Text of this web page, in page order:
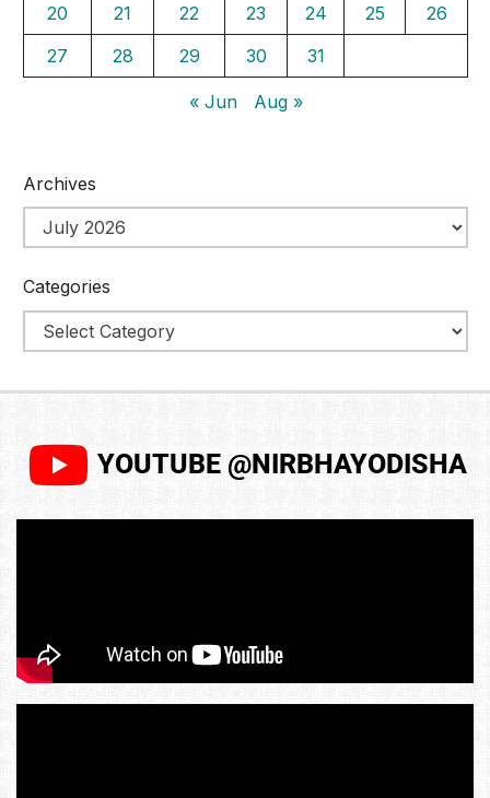
20
21 22 23 24 25
26
27
28 29 30 31
« Jun Aug »
Archives
Categories
YOUTUBE @NIRBHAYODISHA